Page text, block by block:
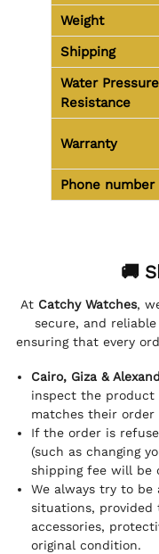
Weight
Shipping
Water Pressure
Resistance
Warranty
Phone number
🚚
At Catchy Watches,
secure, and
ensuring that every
Cairo, Giza &
inspect the product
matches their order
If the order is
(such as changing
shipping fee will be
We always try to be
situations, provided
accessories,
original condition.